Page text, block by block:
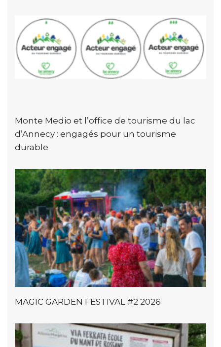
Monte Medio et l’office de tourisme du lac
d’Annecy : engagés pour un tourisme
durable
MAGIC GARDEN FESTIVAL #2 2026